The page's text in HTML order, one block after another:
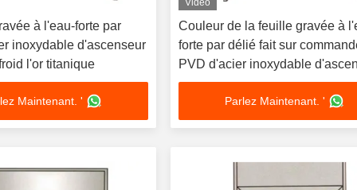
à l'eau-forte par
inoxydable d'ascenseur
l'or titanique
Maintenant. '
Vidéo
Couleur de la feuille gravée à
forte par délié fait sur
PVD d'acier inoxydable
de modèle
Parlez Maintenant. '